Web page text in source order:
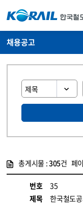
채용공고
총게시물 :305건 페
번호
35
제목
한국철도